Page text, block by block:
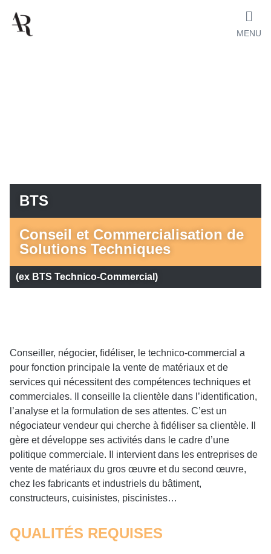
MENU
BTS
Conseil et Commercialisation de
Solutions Techniques
(ex BTS Technico-Commercial)
Conseiller, négocier, fidéliser, le technico-commercial a
pour fonction principale la vente de matériaux et de
services qui nécessitent des compétences techniques et
commerciales. Il conseille la clientèle dans l’identification,
l’analyse et la formulation de ses attentes. C’est un
négociateur vendeur qui cherche à fidéliser sa clientèle. Il
gère et développe ses activités dans le cadre d’une
politique commerciale. Il intervient dans les entreprises de
vente de matériaux du gros œuvre et du second œuvre,
chez les fabricants et industriels du bâtiment,
constructeurs, cuisinistes, piscinistes…
QUALITÉS REQUISES